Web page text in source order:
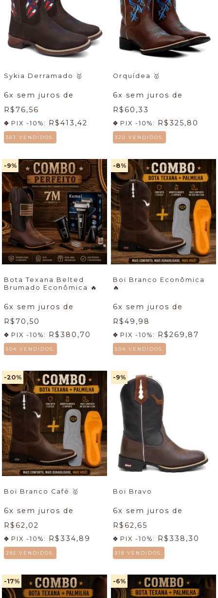
Sykia Derramado 🥇
6x sem juros de
R$76,56
PIX -10%: R$413,42
382 VENDIDOS.
Orquídea 🥇
6x sem juros de
R$60,33
PIX -10%: R$325,80
320 VENDIDOS.
-9%
Bota Texana Belted
Brumado Econômica
🔥
6x sem juros de
R$70,50
PIX -10%: R$380,70
504 VENDIDOS.
-8%
Boi Branco Econômica
🔥
6x sem juros de
R$49,98
PIX -10%: R$269,87
504 VENDIDOS.
-20%
Boi Branco Café 🥇
6x sem juros de
R$62,02
PIX -10%: R$334,89
285 VENDIDOS.
-9%
Boi Bravo
6x sem juros de
R$62,65
PIX -10%: R$338,30
318 VENDIDOS.
-17% -6%